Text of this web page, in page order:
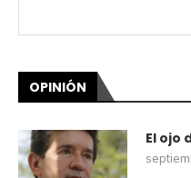
OPINIÓN
El ojo